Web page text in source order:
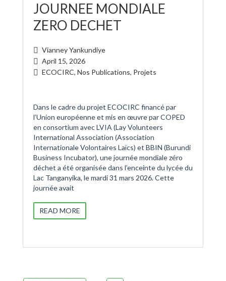
JOURNEE MONDIALE
ZERO DECHET
Vianney Yankundiye
April 15, 2026
ECOCIRC, Nos Publications, Projets
Dans le cadre du projet ECOCIRC financé par
l’Union européenne et mis en œuvre par COPED
en consortium avec LVIA (Lay Volunteers
International Association (Association
Internationale Volontaires Laïcs) et BBIN (Burundi
Business Incubator), une journée mondiale zéro
déchet a été organisée dans l’enceinte du lycée du
Lac Tanganyika, le mardi 31 mars 2026. Cette
journée avait
READ MORE